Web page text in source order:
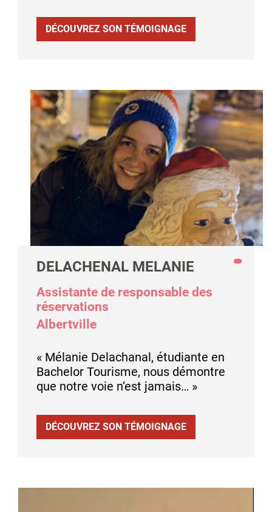
DÉCOUVREZ SON TÉMOIGNAGE
DELACHENAL MELANIE
Assistante de responsable des
réservations
Albertville
« Mélanie Delachanal, étudiante en
Bachelor Tourisme, nous démontre
que notre voie n’est jamais… »
DÉCOUVREZ SON TÉMOIGNAGE